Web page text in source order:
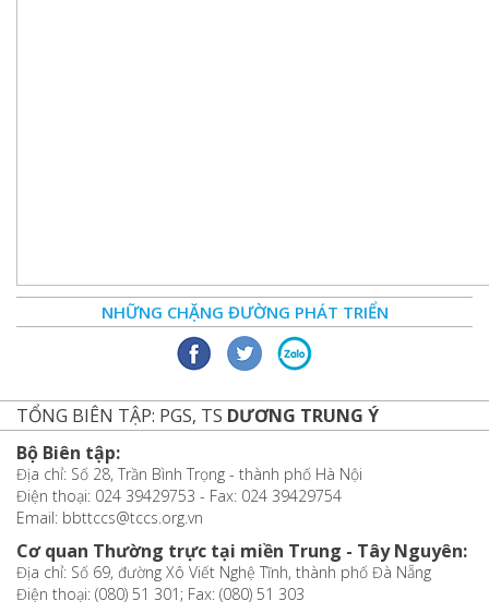
NHỮNG CHẶNG ĐƯỜNG PHÁT TRIỂN
TỔNG BIÊN TẬP: PGS, TS DƯƠNG TRUNG Ý
Bộ Biên tập:
Địa chỉ: Số 28, Trần Bình Trọng - thành phố Hà Nội
Điện thoại: 024 39429753 - Fax: 024 39429754
Email: bbttccs@tccs.org.vn
Cơ quan Thường trực tại miền Trung - Tây Nguyên:
Địa chỉ: Số 69, đường Xô Viết Nghệ Tĩnh, thành phố Đà Nẵng
Điện thoại: (080) 51 301; Fax: (080) 51 303